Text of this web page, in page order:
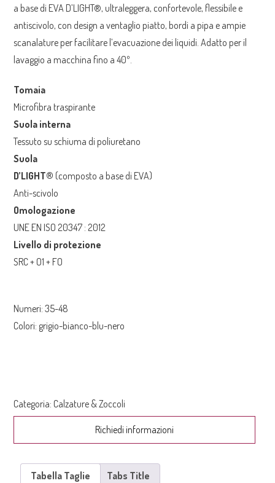
a base di EVA D’LIGHT®, ultraleggera, confortevole, flessibile e
antiscivolo, con design a ventaglio piatto, bordi a pipa e ampie
scanalature per facilitare l’evacuazione dei liquidi. Adatto per il
lavaggio a macchina fino a 40º.
Tomaia
Microfibra traspirante
Suola interna
Tessuto su schiuma di poliuretano
Suola
D’LIGHT® (composto a base di EVA)
Anti-scivolo
Omologazione
UNE EN ISO 20347 : 2012
Livello di protezione
SRC + O1 + FO
Numeri: 35-48
Colori: grigio-bianco-blu-nero
Categoria: Calzature & Zoccoli
Richiedi informazioni
Tabella Taglie Tabs Title